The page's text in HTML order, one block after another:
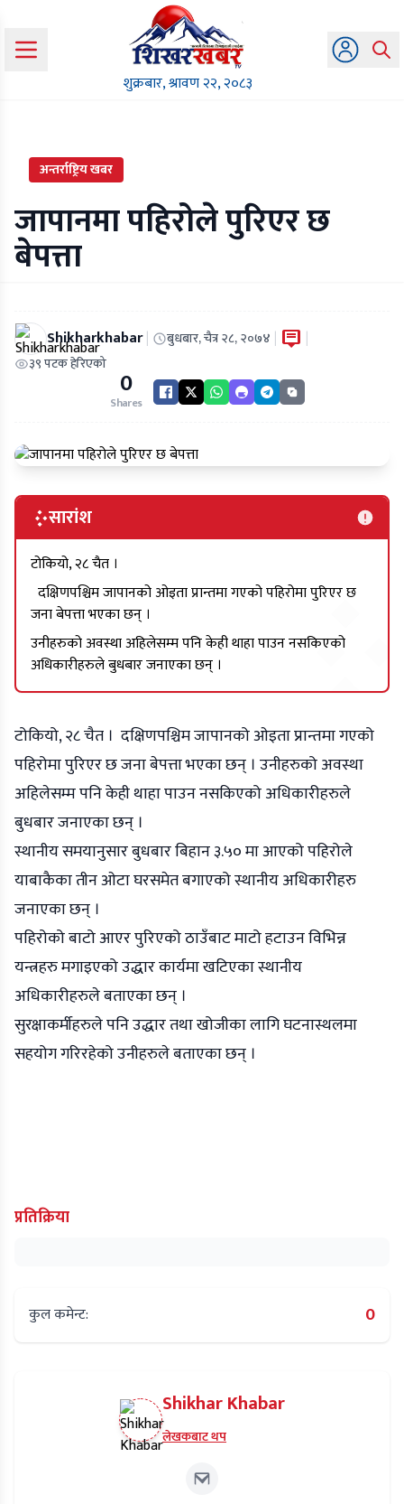
शुक्रबार, श्रावण २२, २०८३
अन्तर्राष्ट्रिय खबर
जापानमा पहिरोले पुरिएर छ
बेपत्ता
Shikharkhabar| बुधबार, चैत्र २८, २०७४ | |
३९ पटक हेरिएको
0
Shares
सारांश
टोकियो, २८ चैत ।
दक्षिणपश्चिम जापानको ओइता प्रान्तमा गएको पहिरोमा पुरिएर छ
जना बेपत्ता भएका छन् ।
उनीहरुको अवस्था अहिलेसम्म पनि केही थाहा पाउन नसकिएको
अधिकारीहरुले बुधबार जनाएका छन् ।
टोकियो, २८ चैत । दक्षिणपश्चिम जापानको ओइता प्रान्तमा गएको
पहिरोमा पुरिएर छ जना बेपत्ता भएका छन् । उनीहरुको अवस्था
अहिलेसम्म पनि केही थाहा पाउन नसकिएको अधिकारीहरुले
बुधबार जनाएका छन् ।
स्थानीय समयानुसार बुधबार बिहान ३.५० मा आएको पहिरोले
याबाकैका तीन ओटा घरसमेत बगाएको स्थानीय अधिकारीहरु
जनाएका छन् ।
पहिरोको बाटो आएर पुरिएको ठाउँबाट माटो हटाउन विभिन्न
यन्त्रहरु मगाइएको उद्धार कार्यमा खटिएका स्थानीय
अधिकारीहरुले बताएका छन् ।
सुरक्षाकर्मीहरुले पनि उद्धार तथा खोजीका लागि घटनास्थलमा
सहयोग गरिरहेको उनीहरुले बताएका छन् ।
प्रतिक्रिया
कुल कमेन्ट: 0
Shikhar Khabar
लेखकबाट थप